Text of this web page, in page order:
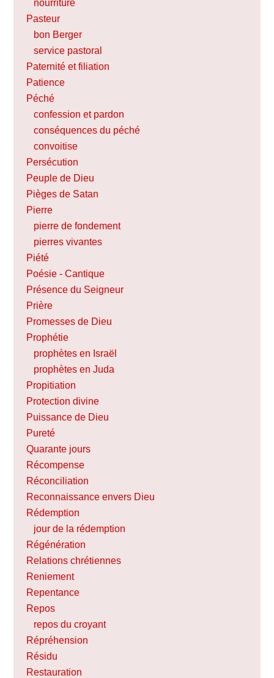
nourriture
Pasteur
bon Berger
service pastoral
Paternité et filiation
Patience
Péché
confession et pardon
conséquences du péché
convoitise
Persécution
Peuple de Dieu
Pièges de Satan
Pierre
pierre de fondement
pierres vivantes
Piété
Poésie - Cantique
Présence du Seigneur
Prière
Promesses de Dieu
Prophétie
prophètes en Israël
prophètes en Juda
Propitiation
Protection divine
Puissance de Dieu
Pureté
Quarante jours
Récompense
Réconciliation
Reconnaissance envers Dieu
Rédemption
jour de la rédemption
Régénération
Relations chrétiennes
Reniement
Repentance
Repos
repos du croyant
Répréhension
Résidu
Restauration